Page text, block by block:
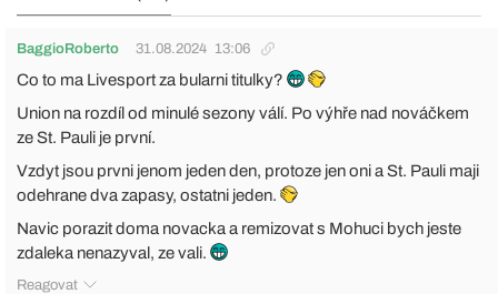
BaggioRoberto 31.08.2024 13:06
Co to ma Livesport za bularni titulky?
Union na rozdíl od minulé sezony válí. Po výhře nad nováčkem
ze St. Pauli je první.
Vzdyt jsou prvni jenom jeden den, protoze jen oni a St. Pauli maji
odehrane dva zapasy, ostatni jeden.
Navic porazit doma novacka a remizovat s Mohuci bych jeste
zdaleka nenazyval, ze vali.
Reagovat